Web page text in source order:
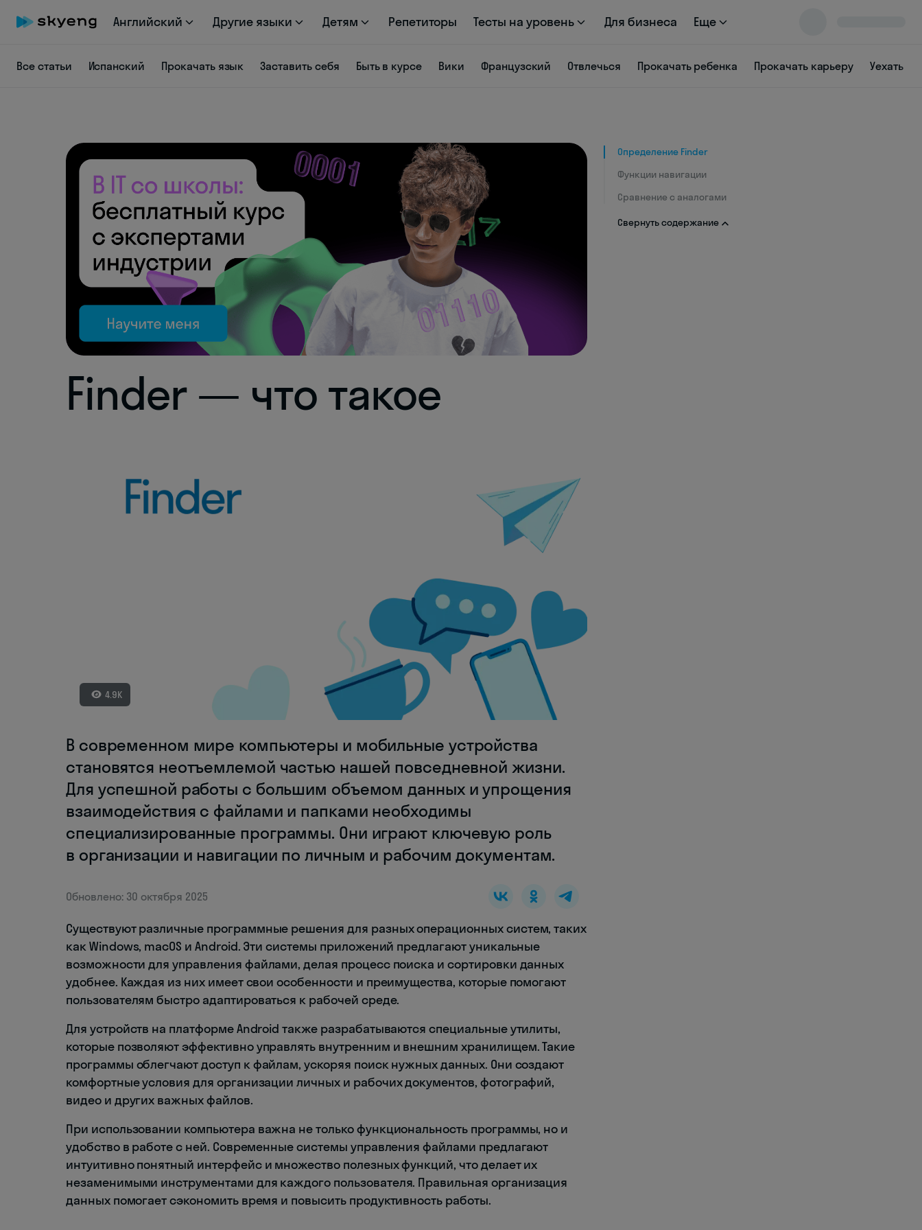
Английский Другие языки Детям Репетиторы Тесты на уровень Для бизнеса Еще
Все статьи Испанский Прокачать язык Заставить себя Быть в курсе Вики Французский Отвлечься Прокачать ребенка Прокачать карьеру Уехать
Finder — что такое
4.9K
В современном мире компьютеры и мобильные устройства
становятся неотъемлемой частью нашей повседневной жизни.
Для успешной работы с большим объемом данных и упрощения
взаимодействия с файлами и папками необходимы
специализированные программы. Они играют ключевую роль
в организации и навигации по личным и рабочим документам.
Обновлено: 30 октября 2025
Существуют различные программные решения для разных операционных систем, таких
как Windows, macOS и Android. Эти системы приложений предлагают уникальные
возможности для управления файлами, делая процесс поиска и сортировки данных
удобнее. Каждая из них имеет свои особенности и преимущества, которые помогают
пользователям быстро адаптироваться к рабочей среде.
Для устройств на платформе Android также разрабатываются специальные утилиты,
которые позволяют эффективно управлять внутренним и внешним хранилищем. Такие
программы облегчают доступ к файлам, ускоряя поиск нужных данных. Они создают
комфортные условия для организации личных и рабочих документов, фотографий,
видео и других важных файлов.
При использовании компьютера важна не только функциональность программы, но и
удобство в работе с ней. Современные системы управления файлами предлагают
интуитивно понятный интерфейс и множество полезных функций, что делает их
незаменимыми инструментами для каждого пользователя. Правильная организация
данных помогает сэкономить время и повысить продуктивность работы.
Определение Finder
Функции навигации
Сравнение с аналогами
Свернуть содержание